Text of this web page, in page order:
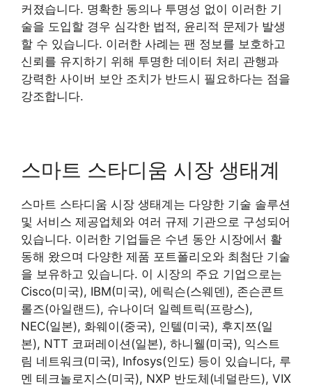
커졌습니다. 명확한 동의나 투명성 없이 이러한 기
술을 도입할 경우 심각한 법적, 윤리적 문제가 발생
할 수 있습니다. 이러한 사례는 팬 정보를 보호하고
신뢰를 유지하기 위해 투명한 데이터 처리 관행과
강력한 사이버 보안 조치가 반드시 필요하다는 점을
강조합니다.
스마트 스타디움 시장 생태계
스마트 스타디움 시장 생태계는 다양한 기술 솔루션
및 서비스 제공업체와 여러 규제 기관으로 구성되어
있습니다. 이러한 기업들은 수년 동안 시장에서 활
동해 왔으며 다양한 제품 포트폴리오와 최첨단 기술
을 보유하고 있습니다. 이 시장의 주요 기업으로는
Cisco(미국), IBM(미국), 에릭슨(스웨덴), 존슨콘트
롤즈(아일랜드), 슈나이더 일렉트릭(프랑스),
NEC(일본), 화웨이(중국), 인텔(미국), 후지쯔(일
본), NTT 코퍼레이션(일본), 하니웰(미국), 익스트
림 네트워크(미국), Infosys(인도) 등이 있습니다, 루
멘 테크놀로지스(미국), NXP 반도체(네덜란드), VIX